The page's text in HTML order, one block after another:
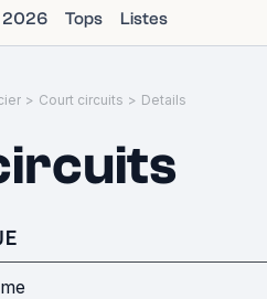
2026 Tops Listes
> Court circuits > Details